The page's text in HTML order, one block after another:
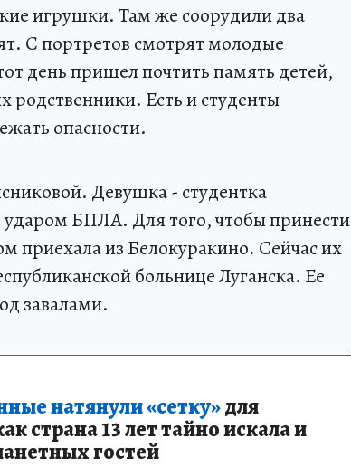
игрушки. Там же соорудили два
С портретов смотрят молодые
день пришел почтить память детей,
родственники. Есть и студенты
опасности.
Девушка - студентка
БПЛА. Для того, чтобы принести
из Белокуракино. Сейчас их
больнице Луганска. Ее
завалами.
натянули «сетку»для
страна 13 лет тайно искала и
гостей